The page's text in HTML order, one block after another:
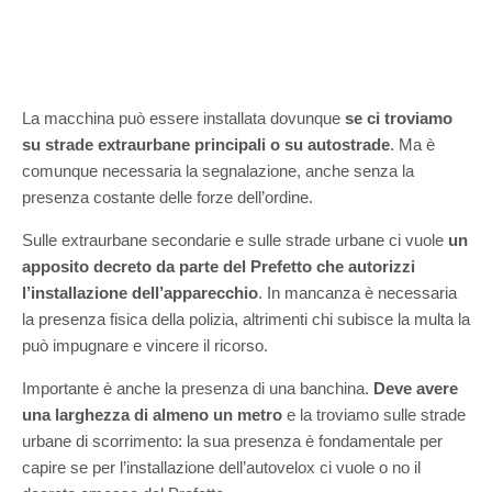
La macchina può essere installata dovunque se ci troviamo
su strade extraurbane principali o su autostrade. Ma è
comunque necessaria la segnalazione, anche senza la
presenza costante delle forze dell’ordine.
Sulle extraurbane secondarie e sulle strade urbane ci vuole un
apposito decreto da parte del Prefetto che autorizzi
l’installazione dell’apparecchio. In mancanza è necessaria
la presenza fisica della polizia, altrimenti chi subisce la multa la
può impugnare e vincere il ricorso.
Importante è anche la presenza di una banchina. Deve avere
una larghezza di almeno un metro e la troviamo sulle strade
urbane di scorrimento: la sua presenza è fondamentale per
capire se per l’installazione dell’autovelox ci vuole o no il